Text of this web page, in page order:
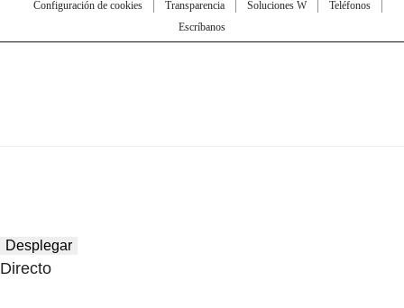
Configuración de cookies
Transparencia Soluciones W
Teléfonos
Escríbanos
Desplegar
Directo